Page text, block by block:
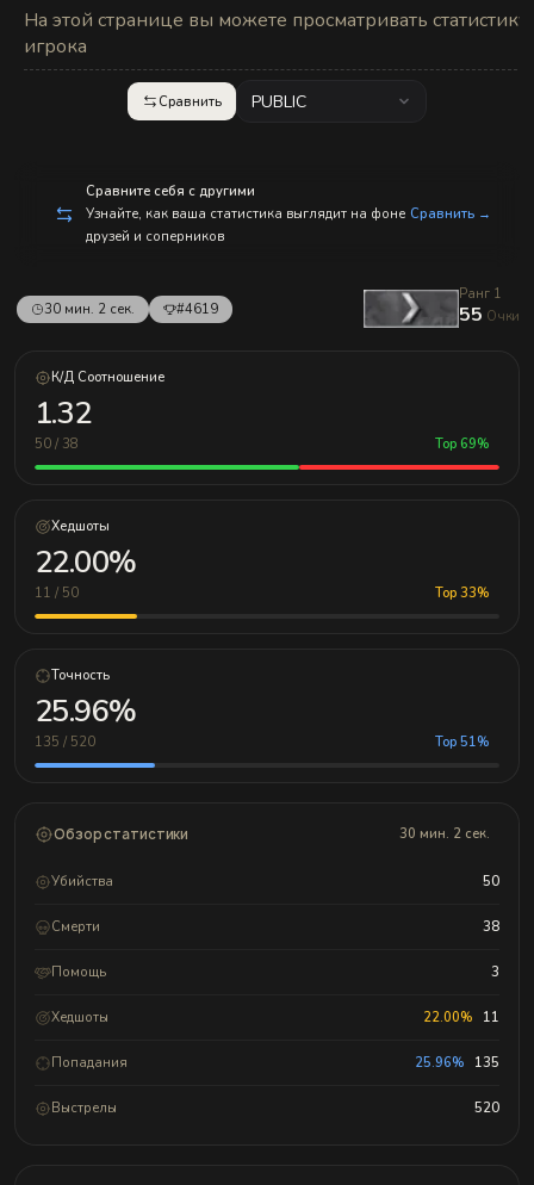
На этой странице вы можете просматривать статистику
игрока
Сравнить PUBLIC
Сравните себя с другими
Узнайте, как ваша статистика выглядит на фоне
друзей и соперников
Сравнить →
30 мин. 2 сек. #4619
Ранг 1
55 Очки
К/Д Соотношение
1.32
50 / 38 Top 69%
Хедшоты
22.00%
11 / 50 Top 33%
Точность
25.96%
135 / 520 Top 51%
Обзор статистики 30 мин. 2 сек.
Убийства 50
Смерти 38
Помощь 3
Хедшоты 22.00% 11
Попадания 25.96% 135
Выстрелы 520
п
р
а
в